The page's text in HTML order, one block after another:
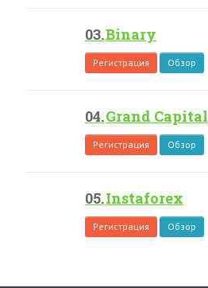
Binary
Регистрация Обзор
Grand Capital
Регистрация Обзор
Instaforex
Регистрация Обзор